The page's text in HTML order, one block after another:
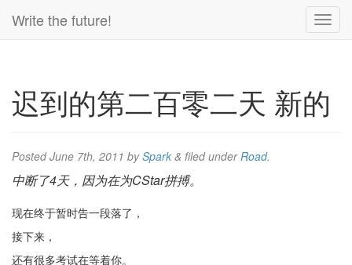
Write the future!
迟到的第二百零二天 新的
PostedJune 7th, 2011 bySpark & filed underRoad.
中断了4天，因为在为CStar拼搏。
现在终于暂时告一段落了，
接下来，
还有很多考试在等着你。